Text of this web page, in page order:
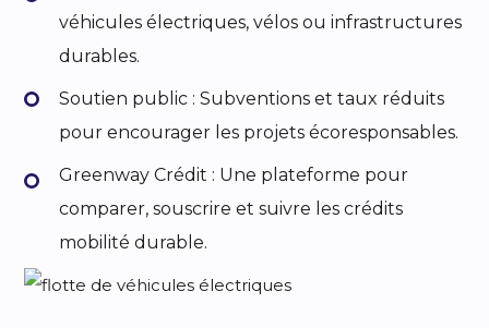
véhicules électriques, vélos ou infrastructures
durables.
Soutien public : Subventions et taux réduits
pour encourager les projets écoresponsables.
Greenway Crédit : Une plateforme pour
comparer, souscrire et suivre les crédits
mobilité durable.